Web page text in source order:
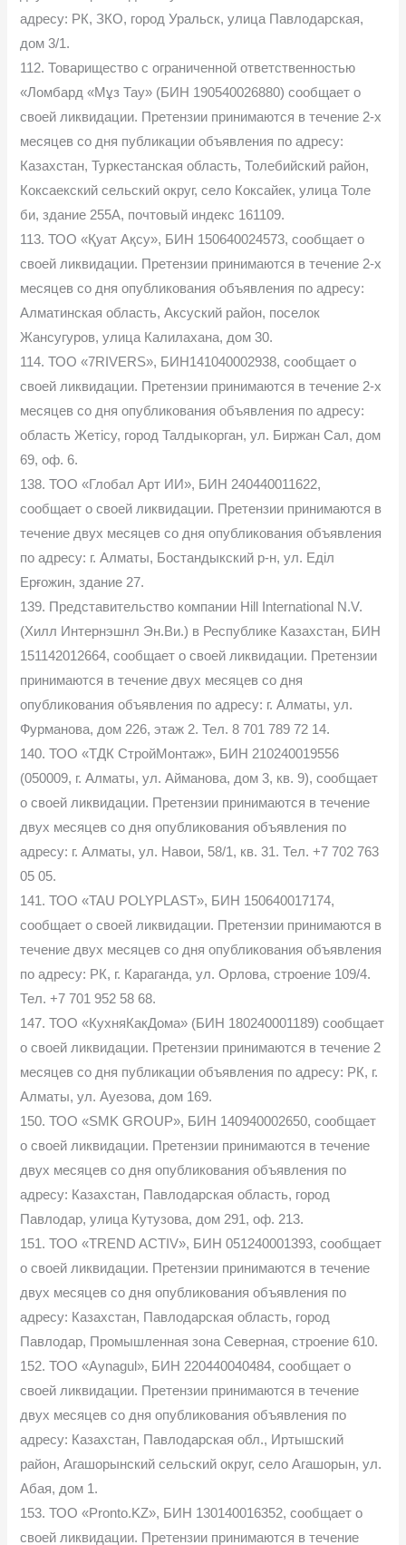
адресу: РК, ЗКО, город Уральск, улица Павлодарская,
дом 3/1.
112. Товарищество с ограниченной ответственностью
«Ломбард «Мұз Тау» (БИН 190540026880) сообщает о
своей ликвидации. Претензии принимаются в течение 2-х
месяцев со дня публикации объявления по адресу:
Казахстан, Туркестанская область, Толебийский район,
Коксаекский сельский округ, село Коксайек, улица Толе
би, здание 255А, почтовый индекс 161109.
113. ТОО «Қуат Ақсу», БИН 150640024573, сообщает о
своей ликвидации. Претензии принимаются в течение 2-х
месяцев со дня опубликования объявления по адресу:
Алматинская область, Аксуский район, поселок
Жансугуров, улица Калилахана, дом 30.
114. ТОО «7RIVERS», БИН141040002938, сообщает о
своей ликвидации. Претензии принимаются в течение 2-х
месяцев со дня опубликования объявления по адресу:
область Жетісу, город Талдыкорган, ул. Биржан Сал, дом
69, оф. 6.
138. ТОО «Глобал Арт ИИ», БИН 240440011622,
сообщает о своей ликвидации. Претензии принимаются в
течение двух месяцев со дня опубликования объявления
по адресу: г. Алматы, Бостандыкский р-н, ул. Еділ
Ерғожин, здание 27.
139. Представительство компании Hill International N.V.
(Хилл Интернэшнл Эн.Ви.) в Республике Казахстан, БИН
151142012664, сообщает о своей ликвидации. Претензии
принимаются в течение двух месяцев со дня
опубликования объявления по адресу: г. Алматы, ул.
Фурманова, дом 226, этаж 2. Тел. 8 701 789 72 14.
140. ТОО «ТДК СтройМонтаж», БИН 210240019556
(050009, г. Алматы, ул. Айманова, дом 3, кв. 9), сообщает
о своей ликвидации. Претензии принимаются в течение
двух месяцев со дня опубликования объявления по
адресу: г. Алматы, ул. Навои, 58/1, кв. 31. Тел. +7 702 763
05 05.
141. ТОО «TAU POLYPLAST», БИН 150640017174,
сообщает о своей ликвидации. Претензии принимаются в
течение двух месяцев со дня опубликования объявления
по адресу: РК, г. Караганда, ул. Орлова, строение 109/4.
Тел. +7 701 952 58 68.
147. ТОО «КухняКакДома» (БИН 180240001189) сообщает
о своей ликвидации. Претензии принимаются в течение 2
месяцев со дня публикации объявления по адресу: РК, г.
Алматы, ул. Ауезова, дом 169.
150. ТОО «SMK GROUP», БИН 140940002650, сообщает
о своей ликвидации. Претензии принимаются в течение
двух месяцев со дня опубликования объявления по
адресу: Казахстан, Павлодарская область, город
Павлодар, улица Кутузова, дом 291, оф. 213.
151. ТОО «TREND ACTIV», БИН 051240001393, сообщает
о своей ликвидации. Претензии принимаются в течение
двух месяцев со дня опубликования объявления по
адресу: Казахстан, Павлодарская область, город
Павлодар, Промышленная зона Северная, строение 610.
152. ТОО «Aynagul», БИН 220440040484, сообщает о
своей ликвидации. Претензии принимаются в течение
двух месяцев со дня опубликования объявления по
адресу: Казахстан, Павлодарская обл., Иртышский
район, Агашорынский сельский округ, село Агашорын, ул.
Абая, дом 1.
153. ТОО «Pronto.KZ», БИН 130140016352, сообщает о
своей ликвидации. Претензии принимаются в течение